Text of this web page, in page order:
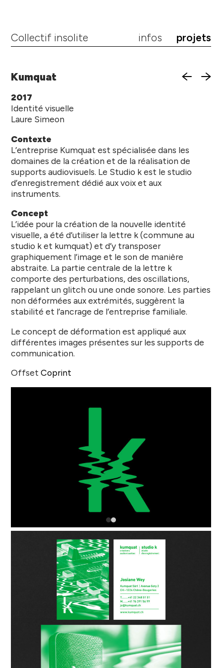
Collectif insolite infos projets
Kumquat
2017
Identité visuelle
Laure Simeon
Contexte
L’entreprise Kumquat est spécialisée dans les
domaines de la création et de la réalisation de
supports audiovisuels. Le Studio k est le studio
d’enregistrement dédié aux voix et aux
instruments.
Concept
L’idée pour la création de la nouvelle identité
visuelle, a été d’utiliser la lettre k (commune au
studio k et kumquat) et d’y transposer
graphiquement l’image et le son de manière
abstraite. La partie centrale de la lettre k
comporte des perturbations, des oscillations,
rappelant unglitchou une onde sonore. Les parties
non déformées aux extrémités, suggèrent la
stabilité et l’ancrage de l’entreprise familiale.
Le concept de déformation est appliqué aux
différentes images présentes sur les supports de
communication.
OffsetCoprint